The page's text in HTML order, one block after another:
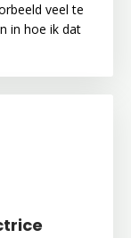
veel te
in hoe ik dat